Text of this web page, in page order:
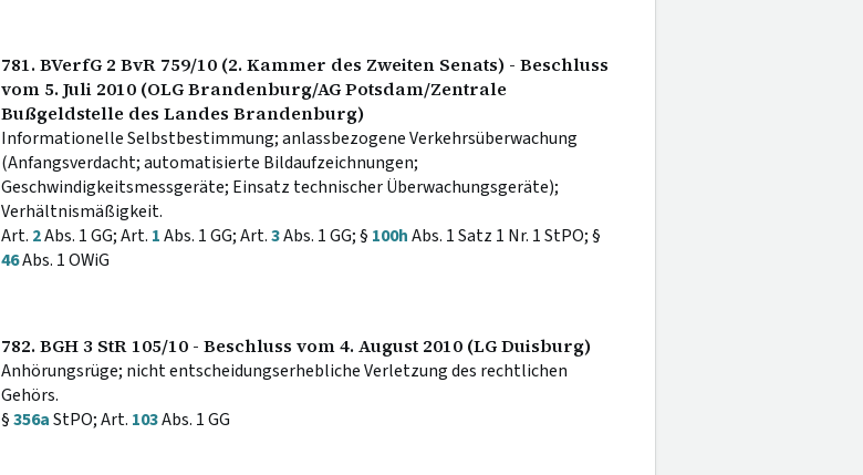
781. BVerfG 2 BvR 759/10 (2. Kammer des Zweiten Senats) - Beschluss
vom 5. Juli 2010 (OLG Brandenburg/AG Potsdam/Zentrale
Bußgeldstelle des Landes Brandenburg)
Informationelle Selbstbestimmung; anlassbezogene Verkehrsüberwachung
(Anfangsverdacht; automatisierte Bildaufzeichnungen;
Geschwindigkeitsmessgeräte; Einsatz technischer Überwachungsgeräte);
Verhältnismäßigkeit.
Art. 2Abs. 1 GG; Art. 1Abs. 1 GG; Art.3Abs. 1 GG; § 100hAbs. 1 Satz 1 Nr. 1 StPO; §
46Abs. 1 OWiG
782. BGH 3 StR 105/10 - Beschluss vom 4. August 2010 (LG Duisburg)
Anhörungsrüge; nicht entscheidungserhebliche Verletzung des rechtlichen
Gehörs.
§356aStPO; Art. 103Abs. 1 GG